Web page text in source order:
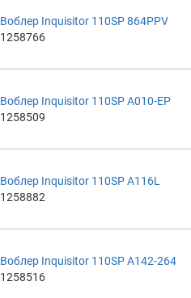
Воблер Inquisitor 110SP 864PPV
1258766
Воблер Inquisitor 110SP A010-EP
1258509
Воблер Inquisitor 110SP A116L
1258882
Воблер Inquisitor 110SP A142-264
1258516